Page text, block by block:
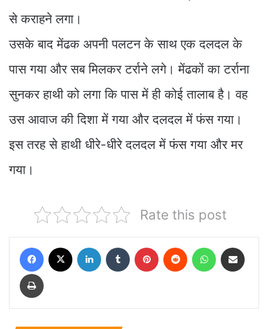
से कराहने लगा।
उसके बाद मेंढक अपनी पलटन के साथ एक दलदल के
पास गया और सब मिलकर टर्राने लगे। मेंढकों का टर्राना
सुनकर हाथी को लगा कि पास में ही कोई तालाब है। वह
उस आवाज की दिशा में गया और दलदल में फंस गया।
इस तरह से हाथी धीरे-धीरे दलदल में फंस गया और मर
गया।
Rate this post
Facebook LinkedIn Tumblr Pinterest Reddit WhatsApp
Print